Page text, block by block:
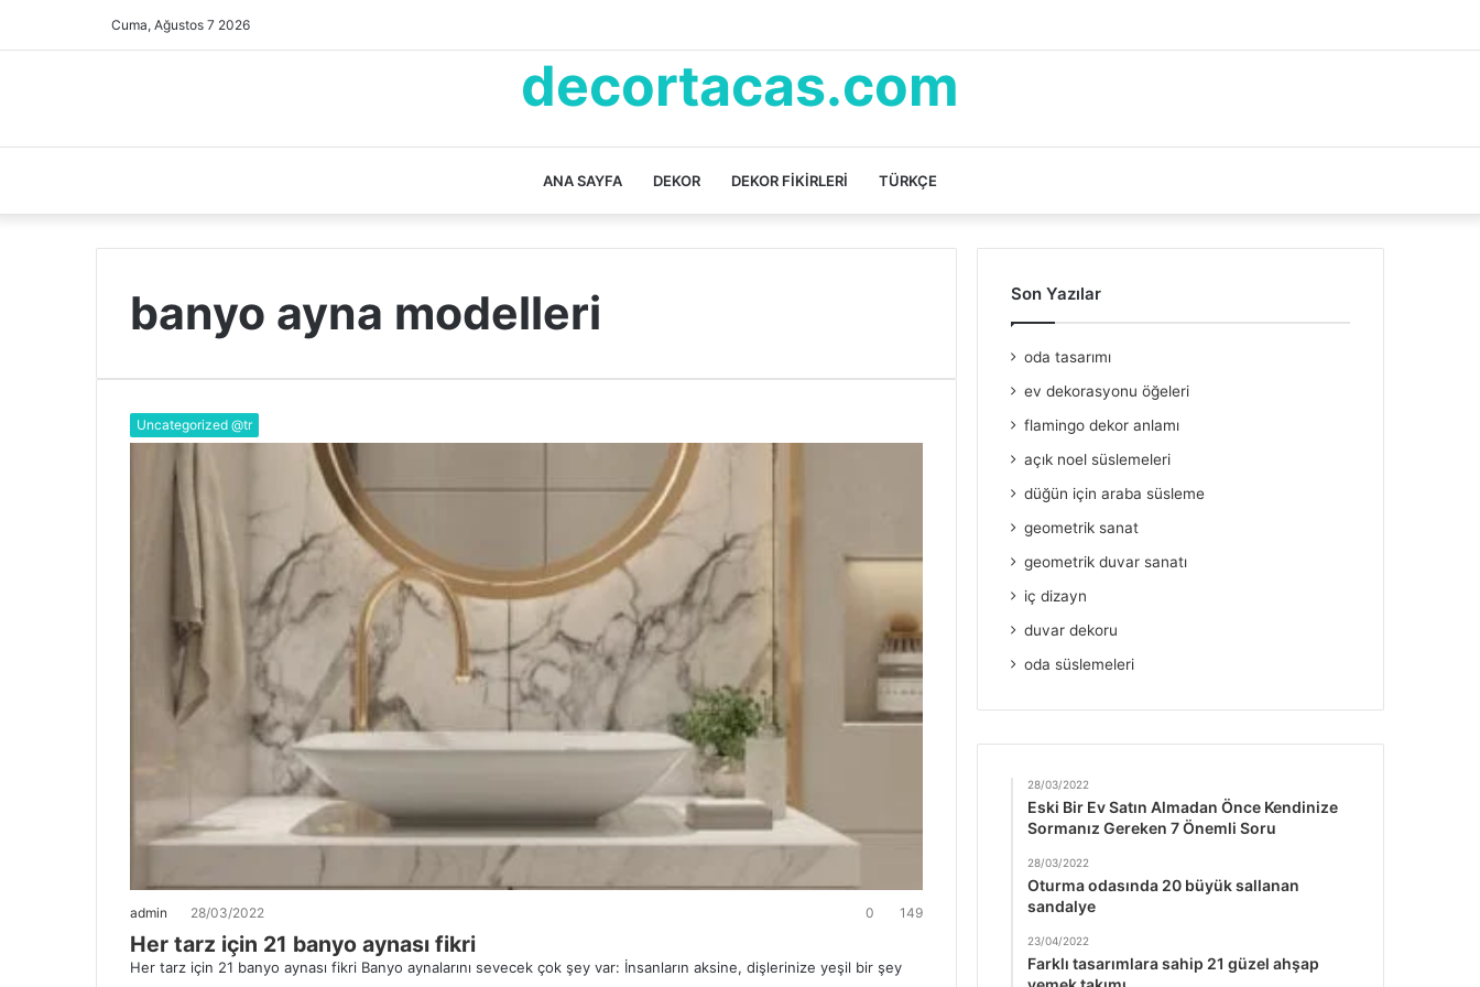
Cuma, Ağustos 7 2026
decortacas.com
ANA SAYFA DEKOR DEKOR FIKIRLERI TÜRKÇE
banyo ayna modelleri
Uncategorized @tr
admin 28/03/2022 0 149
Her tarz için 21 banyo aynası fikri
Her tarz için 21 banyo aynası fikri Banyo aynalarını sevecek çok şey var: İnsanların aksine, dişlerinize yeşil bir şey
Son Yazılar
oda tasarımı
ev dekorasyonu öğeleri
flamingo dekor anlamı
açık noel süslemeleri
düğün için araba süsleme
geometrik sanat
geometrik duvar sanatı
iç dizayn
duvar dekoru
oda süslemeleri
28/03/2022
Eski Bir Ev Satın Almadan Önce Kendinize
Sormanız Gereken 7 Önemli Soru
28/03/2022
Oturma odasında 20 büyük sallanan
sandalye
23/04/2022
Farklı tasarımlara sahip 21 güzel ahşap